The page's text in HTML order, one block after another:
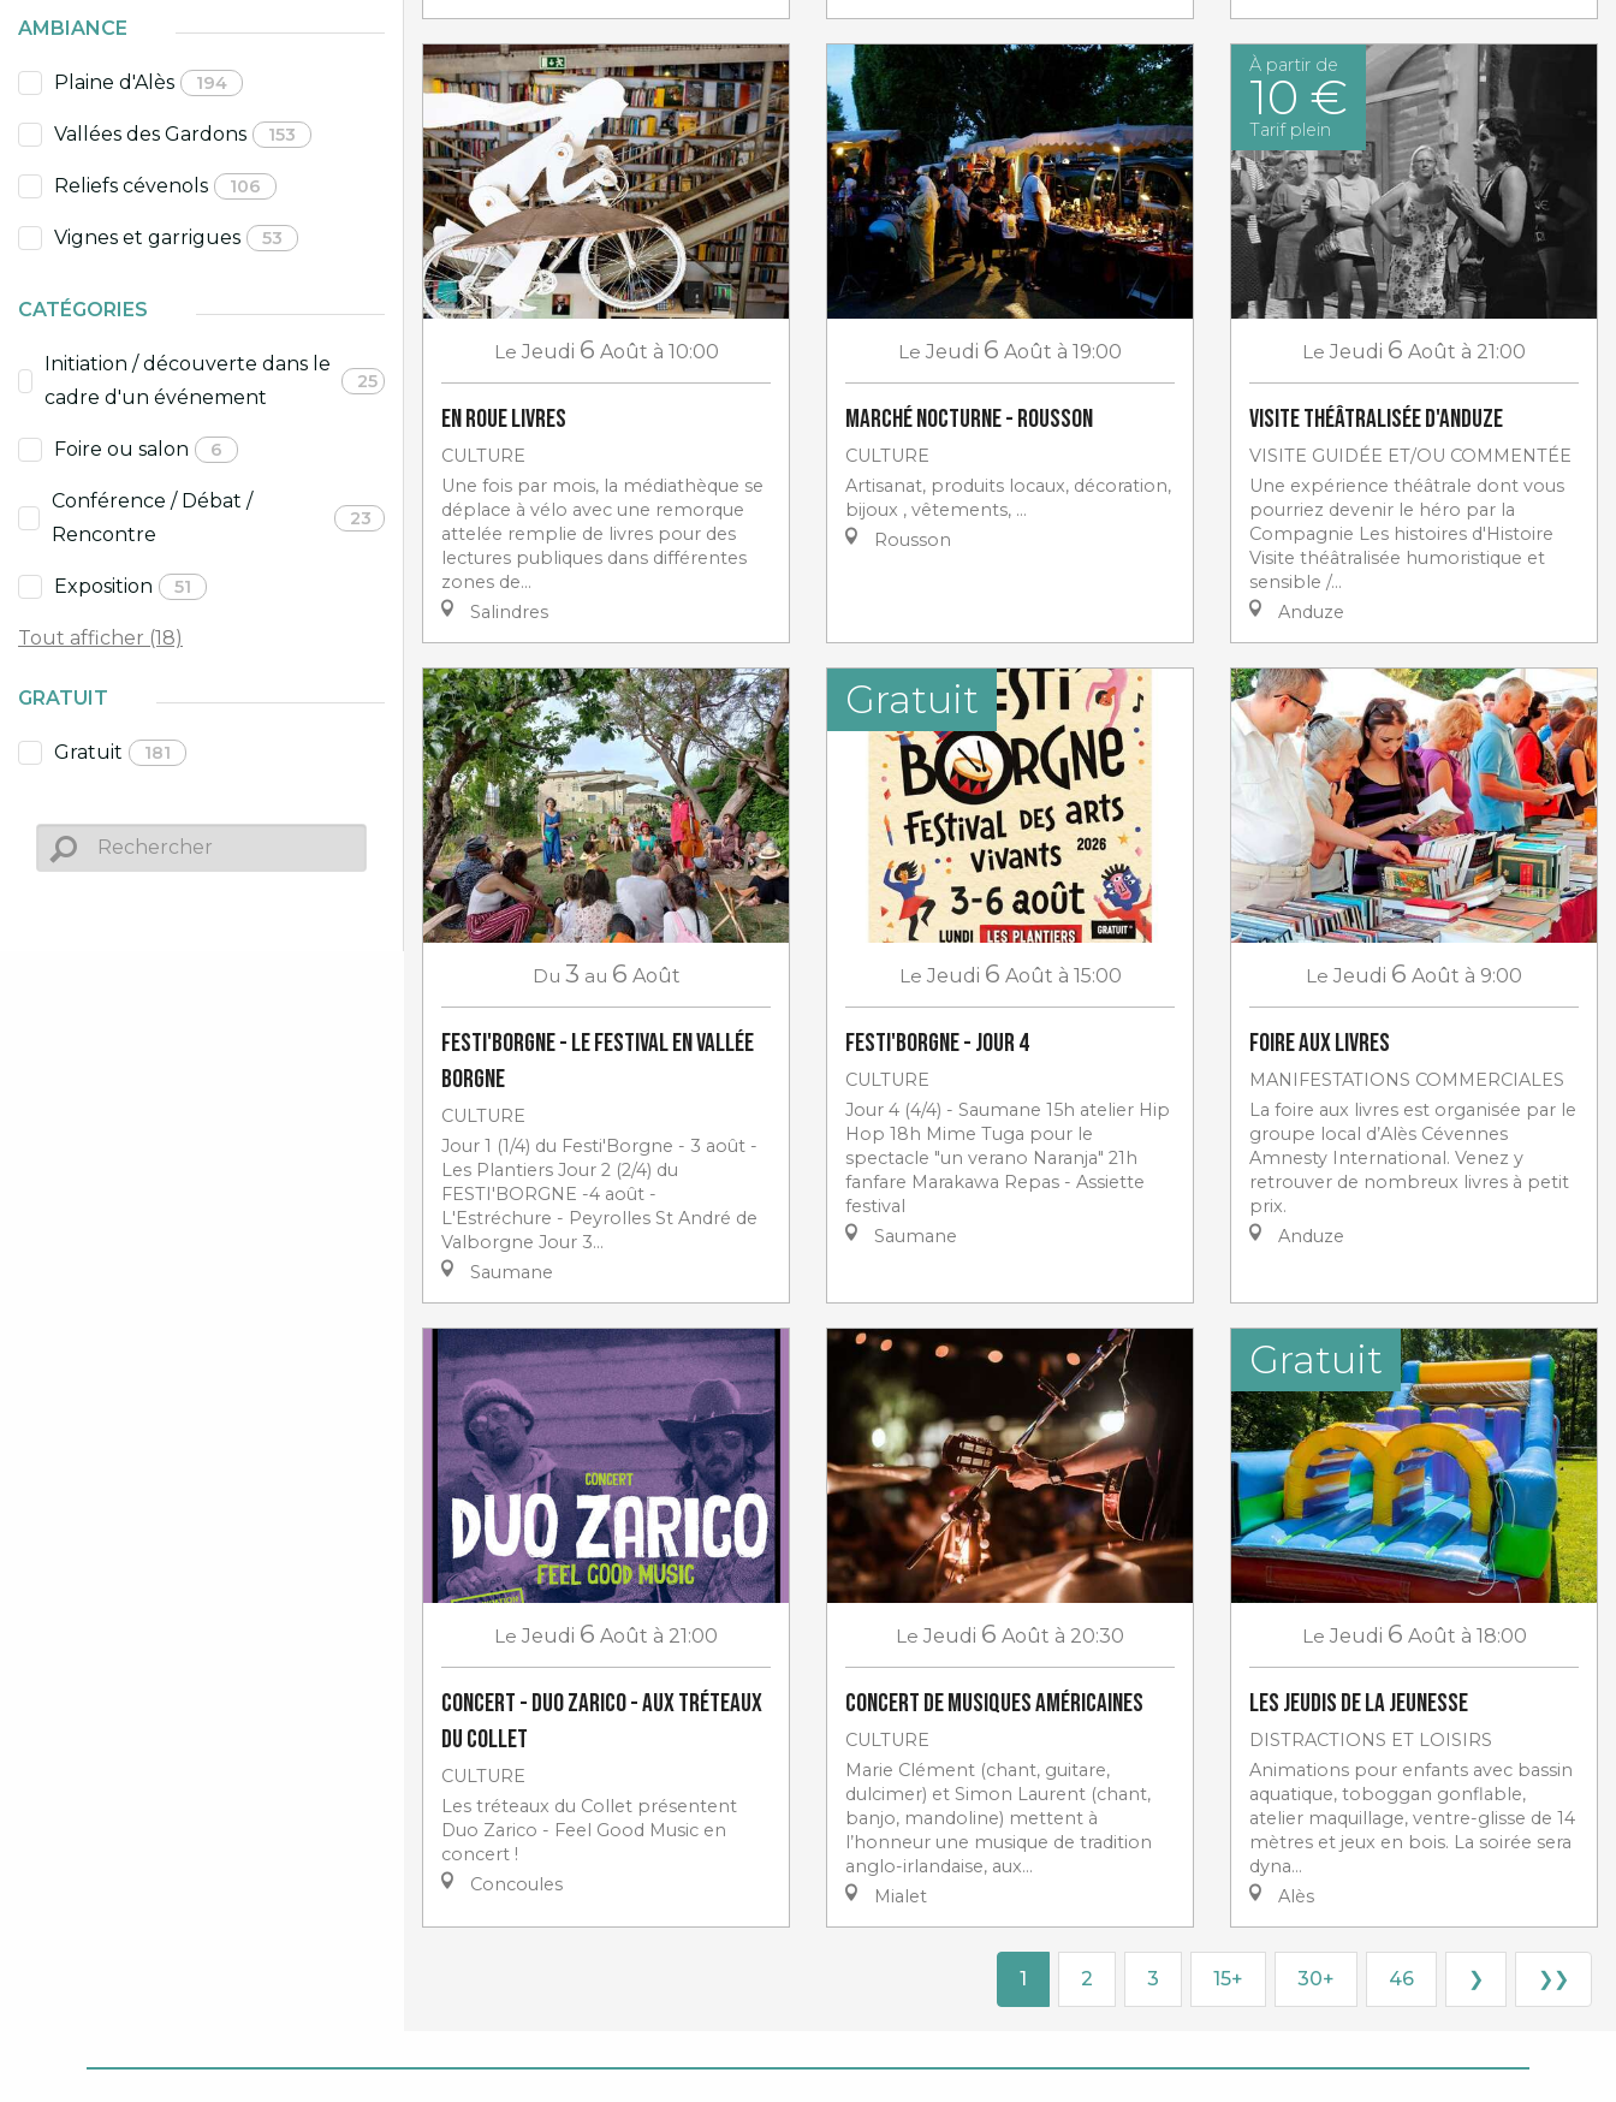
AMBIANCE
Plaine d'Alès 194
Vallées des Gardons 153
Reliefs cévenols 106
Vignes et garrigues 53
CATÉGORIES
Initiation / découverte dans le
cadre d'un événement
25
Foire ou salon 6
Conférence / Débat /
Rencontre
23
Exposition 51
Tout afficher (18)
GRATUIT
Gratuit 181
Le Jeudi 6 Août à 10:00
En roue livres
CULTURE
Une fois par mois, la médiathèque se
déplace à vélo avec une remorque
attelée remplie de livres pour des
lectures publiques dans différentes
zones de...
Salindres
Le Jeudi 6 Août à 19:00
Marché nocturne - Rousson
CULTURE
Artisanat, produits locaux, décoration,
bijoux , vêtements, …
Rousson
À partir de
10 €
Tarif plein
Le Jeudi 6 Août à 21:00
Visite théâtralisée d'Anduze
VISITE GUIDÉE ET/OU COMMENTÉE
Une expérience théâtrale dont vous
pourriez devenir le héro par la
Compagnie Les histoires d'Histoire
Visite théâtralisée humoristique et
sensible /...
Anduze
Du 3 au 6 Août
Festi'Borgne - Le Festival en Vallée
Borgne
CULTURE
Jour 1 (1/4) du Festi'Borgne - 3 août -
Les Plantiers Jour 2 (2/4) du
FESTI'BORGNE -4 août -
L'Estréchure - Peyrolles St André de
Valborgne Jour 3...
Saumane
Gratuit
Le Jeudi 6 Août à 15:00
Festi'Borgne - jour 4
CULTURE
Jour 4 (4/4) - Saumane 15h atelier Hip
Hop 18h Mime Tuga pour le
spectacle "un verano Naranja" 21h
fanfare Marakawa Repas - Assiette
festival
Saumane
Le Jeudi 6 Août à 9:00
Foire aux livres
MANIFESTATIONS COMMERCIALES
La foire aux livres est organisée par le
groupe local d’Alès Cévennes
Amnesty International. Venez y
retrouver de nombreux livres à petit
prix.
Anduze
Le Jeudi 6 Août à 21:00
Concert - Duo Zarico - aux Tréteaux
du Collet
CULTURE
Les tréteaux du Collet présentent
Duo Zarico - Feel Good Music en
concert !
Concoules
Le Jeudi 6 Août à 20:30
Concert de musiques américaines
CULTURE
Marie Clément (chant, guitare,
dulcimer) et Simon Laurent (chant,
banjo, mandoline) mettent à
l’honneur une musique de tradition
anglo-irlandaise, aux...
Mialet
Gratuit
Le Jeudi 6 Août à 18:00
Les jeudis de la jeunesse
DISTRACTIONS ET LOISIRS
Animations pour enfants avec bassin
aquatique, toboggan gonflable,
atelier maquillage, ventre-glisse de 14
mètres et jeux en bois. La soirée sera
dyna...
Alès
1 2 3 15+ 30+ 46 ❯ ❯❯